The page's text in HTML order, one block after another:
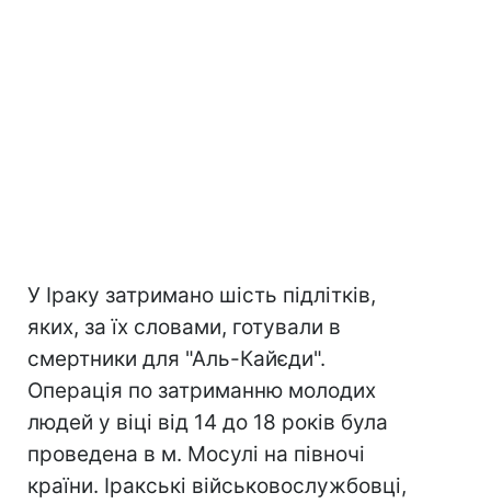
У Іраку затримано шість підлітків,
яких, за їх словами, готували в
смертники для "Аль-Кайєди".
Операція по затриманню молодих
людей у віці від 14 до 18 років була
проведена в м. Мосулі на півночі
країни. Іракські військовослужбовці,